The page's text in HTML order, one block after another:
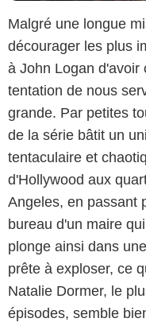
Malgré une longue
décourager les plus
à John Logan d'avoir
tentation de nous
grande. Par petites
de la série bâtit un
tentaculaire et
d'Hollywood aux
Angeles, en passant
bureau d'un maire
plonge ainsi dans
prête à exploser, ce
Natalie Dormer, le
épisodes, semble